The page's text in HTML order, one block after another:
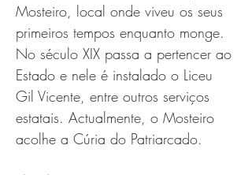
Mosteiro, local onde viveu os seus
primeiros tempos enquanto monge.
No século XIX passa a pertencer ao
Estado e nele é instalado o Liceu
Gil Vicente, entre outros serviços
estatais. Actualmente, o Mosteiro
acolhe a Cúria do Patriarcado.